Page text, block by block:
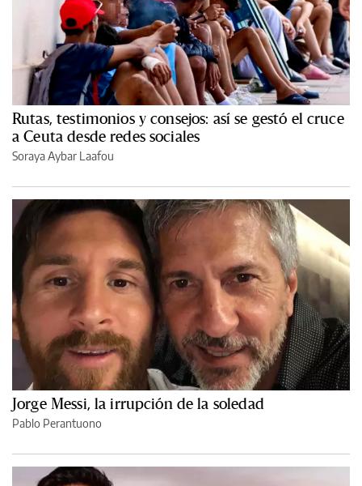
Rutas, testimonios y consejos: así se gestó el cruce
a Ceuta desde redes sociales
Soraya Aybar Laafou
Jorge Messi, la irrupción de la soledad
Pablo Perantuono